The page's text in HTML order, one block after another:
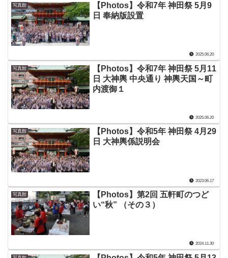
写真館
【Photos】令和7年 神田祭 5月9
日 奉納版設置
2025.06.20
写真館
【Photos】令和7年 神田祭 5月11
日 大神輿 中央通り 神輿天国～町
内渡御１
2025.06.20
写真館
【Photos】令和5年 神田祭 4月29
日 大神輿係説明会
2023.06.17
写真館
【Photos】第2回 五軒町のつど
い“秋” （その３）
2024.11.30